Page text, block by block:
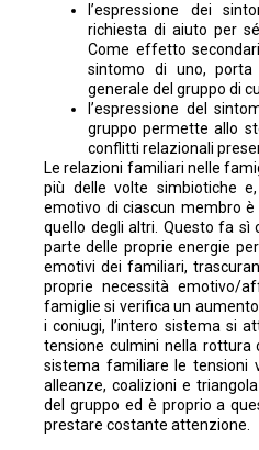
l’espressione dei
richiesta di aiuto per
Come effetto
sintomo di uno,
generale del gruppo di
l’espressione del
gruppo permette allo
conflitti relazionali
Le relazioni familiari nelle
più delle volte simbiotiche
emotivo di ciascun membro
quello degli altri. Questo fa sì
parte delle proprie energie
emotivi dei familiari,
proprie necessità emotivo/
famiglie si verifica un
i coniugi, l’intero sistema si
tensione culmini nella rottura
sistema familiare le tensioni
alleanze, coalizioni e
del gruppo ed è proprio a
prestare costante attenzione.